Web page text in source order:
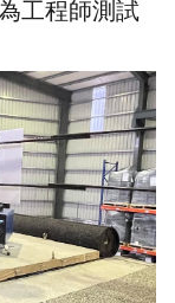
工程師測試